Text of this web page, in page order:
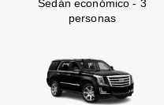
Sedán económico - 3
personas